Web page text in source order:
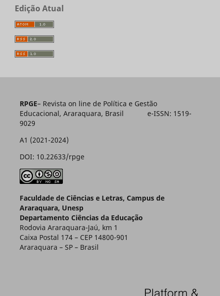
Edição Atual
RPGE– Revista on line de Política e Gestão
Educacional, Araraquara, Brasil e-ISSN: 1519-
9029
A1 (2021-2024)
DOI: 10.22633/rpge
Faculdade de Ciências e Letras, Campus de
Araraquara, Unesp
Departamento Ciências da Educação
Rodovia Araraquara-Jaú, km 1
Caixa Postal 174 – CEP 14800-901
Araraquara – SP – Brasil